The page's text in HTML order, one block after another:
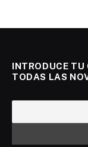
INTRODUCE TU
TODAS LAS